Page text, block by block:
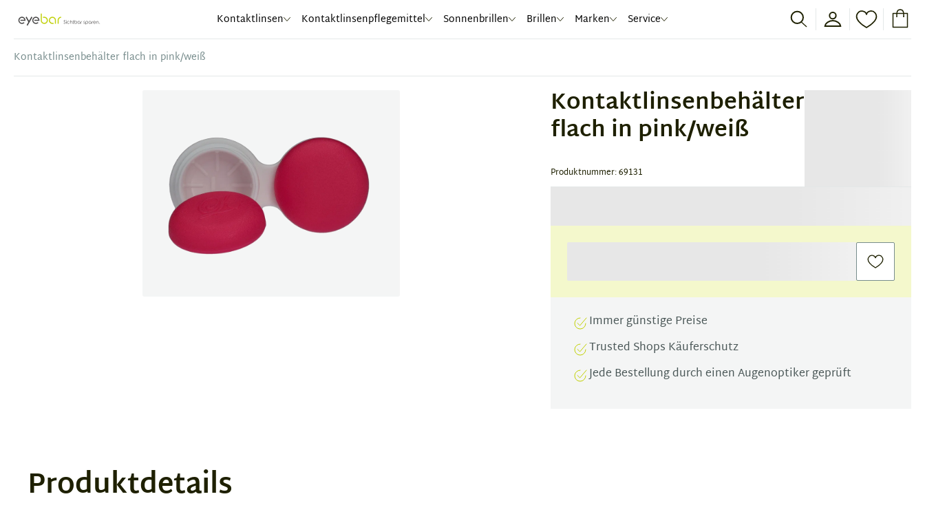
Abele Optic Kontaktlinsen Kontaktlinsenpflegemittel Sonnenbrillen Brillen Marken Service
Kontaktlinsenbehälter flach in pink/weiß
Kontaktlinsenbehälter
flach in pink/weiß
Produktnummer: 69131
Immer günstige Preise
Trusted Shops Käuferschutz
Jede Bestellung durch einen Augenoptiker geprüft
Produktdetails